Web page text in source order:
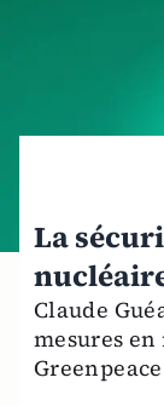
La
Claude
mesures